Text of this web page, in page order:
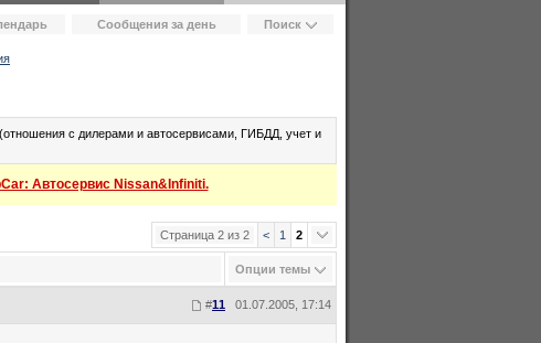
Сообщения за день Поиск
с дилерами и автосервисами, ГИБДД, учет и
Автосервис Nissan&Infiniti.
Страница 2 из 2 < 1 2
Опции темы
#11 01.07.2005, 17:14